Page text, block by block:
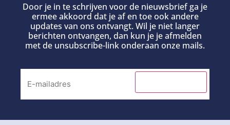
Door je in te schrijven voor de nieuwsbrief ga je
ermee akkoord dat je af en toe ook andere
updates van ons ontvangt. Wil je niet langer
berichten ontvangen, dan kun je je afmelden
met de unsubscribe-link onderaan onze mails.